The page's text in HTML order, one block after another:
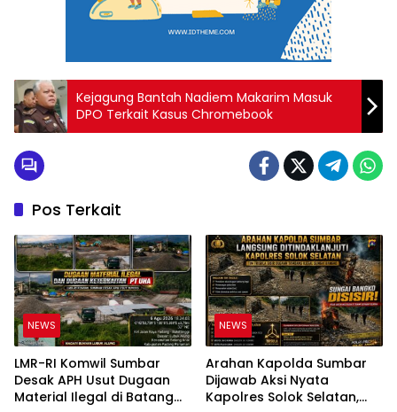
Kejagung Bantah Nadiem Makarim Masuk
DPO Terkait Kasus Chromebook
Pos Terkait
NEWS
LMR-RI Komwil Sumbar
Desak APH Usut Dugaan
Material Ilegal di Batang
NEWS
Arahan Kapolda Sumbar
Dijawab Aksi Nyata
Kapolres Solok Selatan,